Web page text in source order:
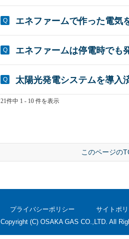
エネファームで作った電気
エネファームは停電時でも
太陽光発電システムを導入
21件中 1 - 10 件を表示
このページの
プライバシーポリシー サイトポ
Copyright (C) OSAKA GAS CO.,LTD. All